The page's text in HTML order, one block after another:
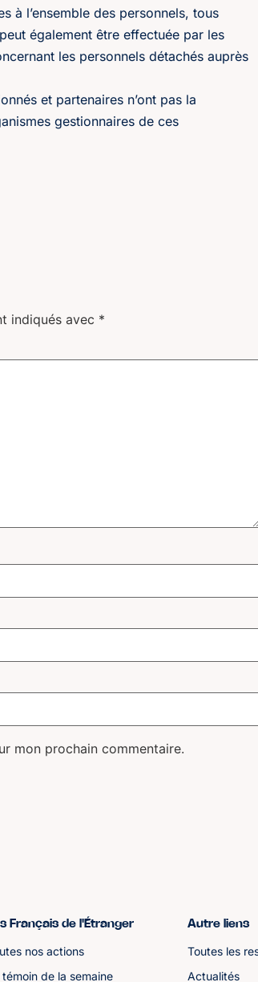
à l’ensemble des personnels, tous
également être effectuée par les
les personnels détachés auprès
et partenaires n’ont pas la
gestionnaires de ces
indiqués avec *
mon prochain commentaire.
Français de l'Étranger
nos actions
témoin de la semaine
Autre liens
Toutes les
Actualités